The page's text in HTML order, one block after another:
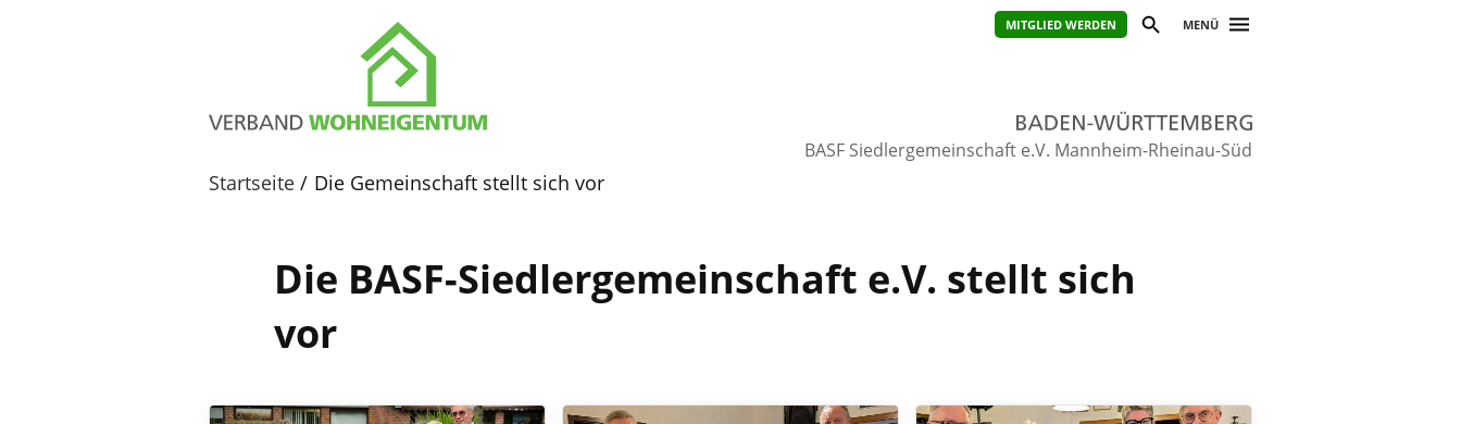
MITGLIED WERDEN MENÜ
BASF Siedlergemeinschaft e.V. Mannheim-Rheinau-Süd
Startseite Die Gemeinschaft stellt sich vor
Die BASF-Siedlergemeinschaft e.V. stellt sich
vor